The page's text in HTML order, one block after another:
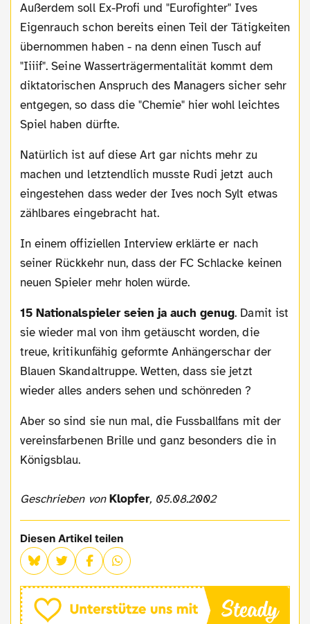
Außerdem soll Ex-Profi und "Eurofighter" Ives
Eigenrauch schon bereits einen Teil der Tätigkeiten
übernommen haben - na denn einen Tusch auf
"Iiiif". Seine Wasserträgermentalität kommt dem
diktatorischen Anspruch des Managers sicher sehr
entgegen, so dass die "Chemie" hier wohl leichtes
Spiel haben dürfte.
Natürlich ist auf diese Art gar nichts mehr zu
machen und letztendlich musste Rudi jetzt auch
eingestehen dass weder der Ives noch Sylt etwas
zählbares eingebracht hat.
In einem offiziellen Interview erklärte er nach
seiner Rückkehr nun, dass der FC Schlacke keinen
neuen Spieler mehr holen würde.
15 Nationalspieler seien ja auch genug. Damit ist
sie wieder mal von ihm getäuscht worden, die
treue, kritikunfähig geformte Anhängerschar der
Blauen Skandaltruppe. Wetten, dass sie jetzt
wieder alles anders sehen und schönreden ?
Aber so sind sie nun mal, die Fussballfans mit der
vereinsfarbenen Brille und ganz besonders die in
Königsblau.
Geschrieben von Klopfer, 05.08.2002
Diesen Artikel teilen